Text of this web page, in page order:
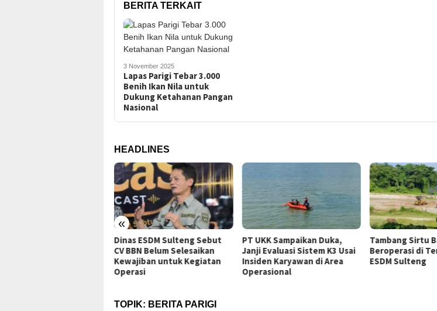
BERITA TERKAIT
3 November 2025
Lapas Parigi Tebar 3.000
Benih Ikan Nila untuk
Dukung Ketahanan Pangan
Nasional
HEADLINES
«
Dinas ESDM Sulteng Sebut
CV BBN Belum Selesaikan
Kewajiban untuk Kegiatan
Operasi
PT UKK Sampaikan Duka,
Janji Evaluasi Sistem K3 Usai
Insiden Karyawan di Area
Operasional
Tambang Sirtu
Beroperasi di
ESDM Sulteng
TOPIK: BERITA PARIGI